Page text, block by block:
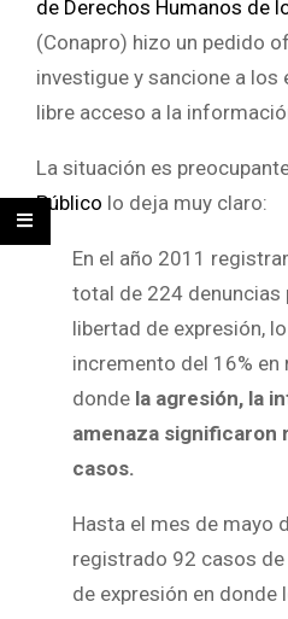
de Derechos Humanos de
(Conapro) hizo un pedido
investigue y sancione a los
libre acceso a la
La situación es
Público lo deja muy claro:
En el año 2011
total de 224 denuncias
libertad de expresión,
incremento del 16%
donde la agresión, la
amenaza significaron
casos.
Hasta el mes de mayo
registrado 92 casos
de expresión en donde